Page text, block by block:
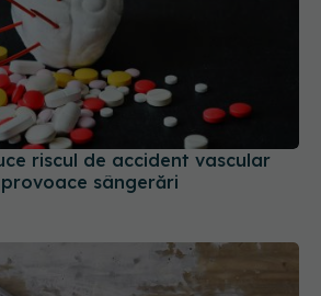
riscul de accident vascular
provoace sângerări